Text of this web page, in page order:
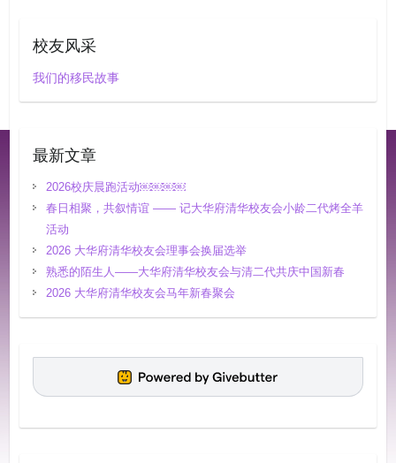
校友风采
我们的移民故事
最新文章
2026校庆晨跑活动￼￼￼￼
春日相聚，共叙情谊 —— 记大华府清华校友会小龄二代烤全羊
活动
2026 大华府清华校友会理事会换届选举
熟悉的陌生人——大华府清华校友会与清二代共庆中国新春
2026 大华府清华校友会马年新春聚会